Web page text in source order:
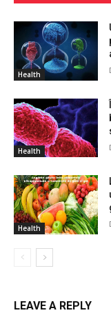
Health
Health
Health
LEAVE A REPLY